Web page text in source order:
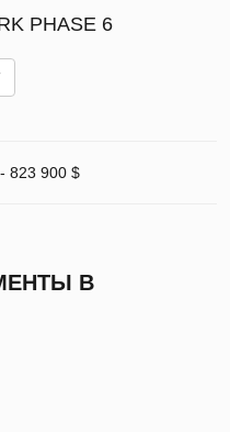
PHASE 6
823 900 $
В